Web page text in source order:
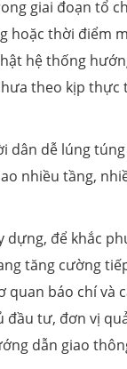
giai đoạn tổ
hoặc thời điểm
hệ thống
theo kịp thực
dân dễ lúng
nhiều tầng,
dựng, để khắc
tăng cường
quan báo chí và
đầu tư, đơn vị
dẫn giao